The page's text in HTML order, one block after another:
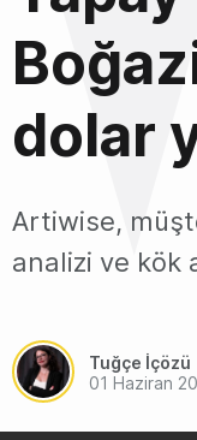
dolar
Artiwise,
analizi ve kök
Tuğçe İçözü
01 Haziran